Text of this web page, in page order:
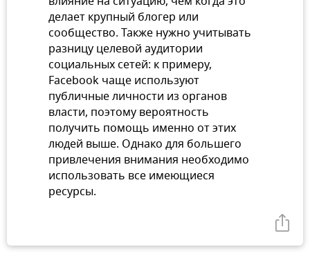
делает крупный блогер или
сообщество. Также нужно учитывать
разницу целевой аудитории
социальных сетей: к примеру,
Facebook чаще используют
публичные личности из органов
власти, поэтому вероятность
получить помощь именно от этих
людей выше. Однако для большего
привлечения внимания необходимо
использовать все имеющиеся
ресурсы.